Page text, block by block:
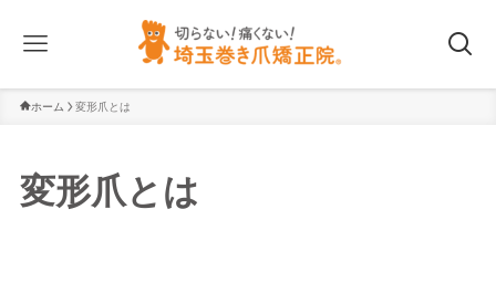
ホーム 変形爪とは
変形爪とは